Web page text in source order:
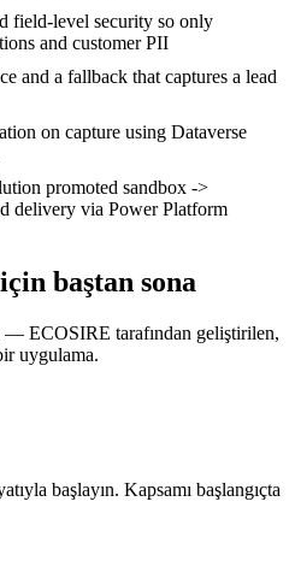
field-level security so only
and customer PII
and a fallback that captures a lead
on capture using Dataverse
promoted sandbox ->
delivery via Power Platform
baştan sona
— ECOSIRE tarafından geliştirilen,
uygulama.
başlayın. Kapsamı başlangıçta